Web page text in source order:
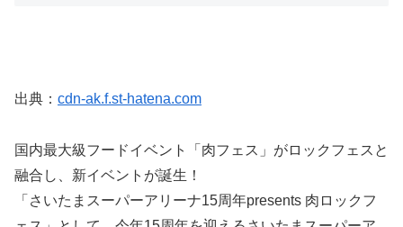
出典： cdn-ak.f.st-hatena.com
国内最大級フードイベント「肉フェス」がロックフェスと
融合し、新イベントが誕生！
「さいたまスーパーアリーナ15周年presents 肉ロックフ